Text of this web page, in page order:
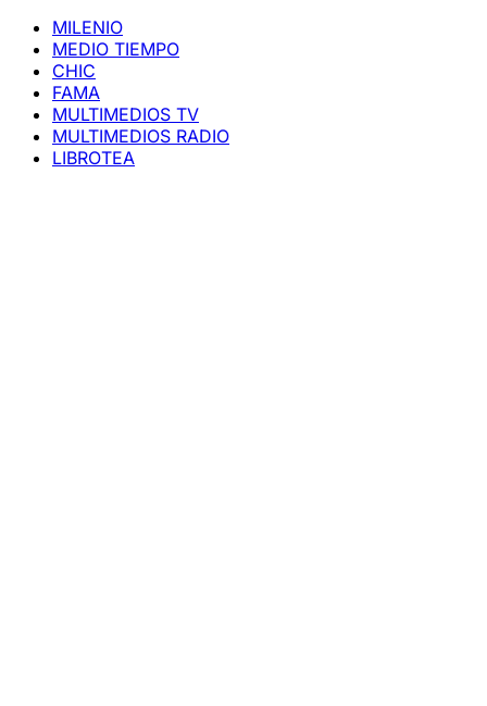
MILENIO
MEDIO TIEMPO
CHIC
FAMA
MULTIMEDIOS TV
MULTIMEDIOS RADIO
LIBROTEA